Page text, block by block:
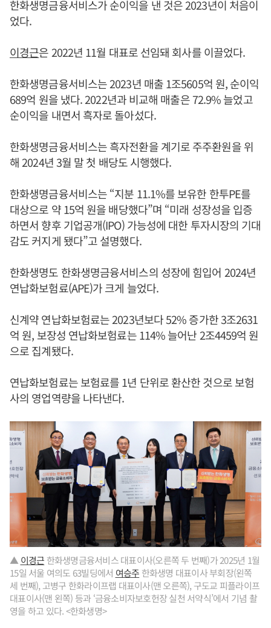
한화생명금융서비스가 순이익을 낸 것은 2023년이 처음이
었다.
이경근은 2022년 11월 대표로 선임돼 회사를 이끌었다.
한화생명금융서비스는 2023년 매출 1조5605억 원, 순이익
689억 원을 냈다. 2022년과 비교해 매출은 72.9% 늘었고
순이익을 내면서 흑자로 돌아섰다.
한화생명금융서비스는 흑자전환을 계기로 주주환원을 위
해 2024년 3월 말 첫 배당도 시행했다.
한화생명금융서비스는 “지분 11.1%를 보유한 한투PE를
대상으로 약 15억 원을 배당했다”며 “미래 성장성을 입증
하면서 향후 기업공개(IPO) 가능성에 대한 투자시장의 기대
감도 커지게 됐다”고 설명했다.
한화생명도 한화생명금융서비스의 성장에 힘입어 2024년
연납화보험료(APE)가 크게 늘었다.
신계약 연납화보험료는 2023년보다 52% 증가한 3조2631
억 원, 보장성 연납화보험료는 114% 늘어난 2조4459억 원
으로 집계됐다.
연납화보험료는 보험료를 1년 단위로 환산한 것으로 보험
사의 영업역량을 나타낸다.
▲ 이경근 한화생명금융서비스 대표이사(오른쪽 두 번째)가 2025년 1월
15일 서울 여의도 63빌딩에서 여승주 한화생명 대표이사 부회장(왼쪽
세 번째), 고병구 한화라이프랩 대표이사(맨 오른쪽), 구도교 피플라이프
대표이사(맨 왼쪽) 등과 ‘금융소비자보호헌장 실천 서약식’에서 기념 촬
영을 하고 있다. <한화생명>